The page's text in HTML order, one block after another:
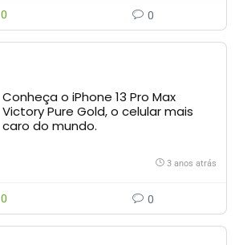
0 0
Conheça o iPhone 13 Pro Max
Victory Pure Gold, o celular mais
caro do mundo.
3 anos atrás
0 0